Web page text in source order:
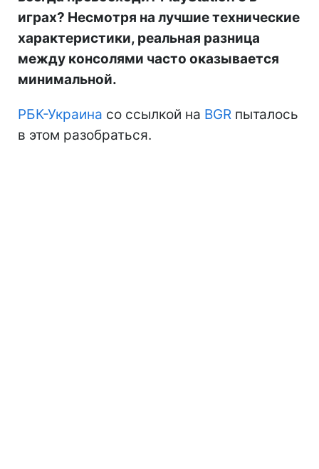
играх? Несмотря на лучшие технические
характеристики, реальная разница
между консолями часто оказывается
минимальной.
РБК-Украина со ссылкой на BGR пыталось
в этом разобраться.